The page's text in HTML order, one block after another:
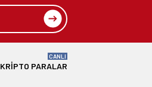
KRIPTO PARALAR
CANLI